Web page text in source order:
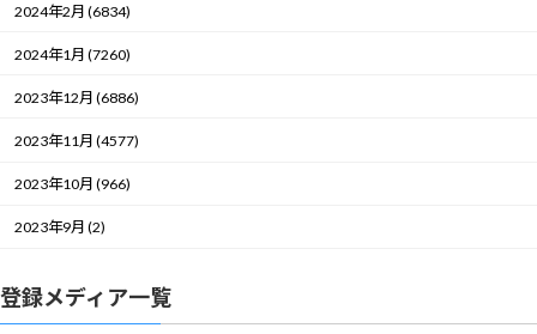
2024年2月 (6834)
2024年1月 (7260)
2023年12月 (6886)
2023年11月 (4577)
2023年10月 (966)
2023年9月 (2)
登録メディア一覧